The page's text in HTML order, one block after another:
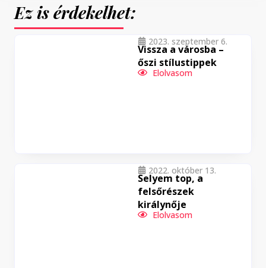
Ez is érdekelhet:
2023. szeptember 6.
Vissza a városba –
őszi stílustippek
Elolvasom
2022. október 13.
Selyem top, a
felsőrészek
királynője
Elolvasom